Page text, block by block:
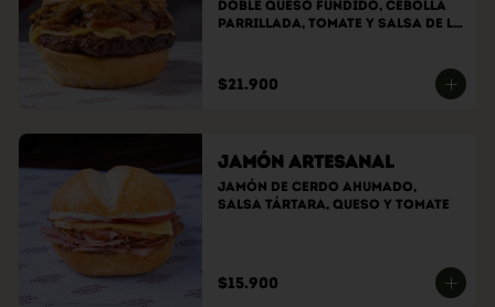
doble queso fundido, cebolla
parrillada, tomate y salsa de la
$21.900
Jamón Artesanal
Jamón de cerdo ahumado,
salsa tártara, queso y tomate
$15.900